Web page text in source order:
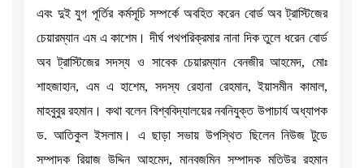
এবং দুই যুগ পূর্তির কর্মসূচি সম্পর্কে অবহিত করেন বোর্ড অব ট্রাস্টিজের
চেয়ারম্যান এম এ কাশেম। দীর্ঘ পথপরিক্রমার নানা দিক তুলে ধরেন বোর্ড
অব ট্রাস্টিজের সদস্য ও সাবেক চেয়ারম্যান বেনজীর আহমেদ, মোঃ
শাহজাহান, এম এ হাশেম, সদস্য রেহানা রেহমান, ইয়াসমীন কামাল,
মাহবুবুর রহমান। কথা বলেন বিশ্ববিদ্যালয়ের নবনিযুক্ত উপাচার্য অধ্যাপক
ড. আতিকুল ইসলাম। এ ছাড়া সভায় উপস্থিত ছিলেন নিউজ টুডে
সম্পাদক রিয়াজ উদ্দিন আহমেদ, মানবজমিন সম্পাদক মতিউর রহমান